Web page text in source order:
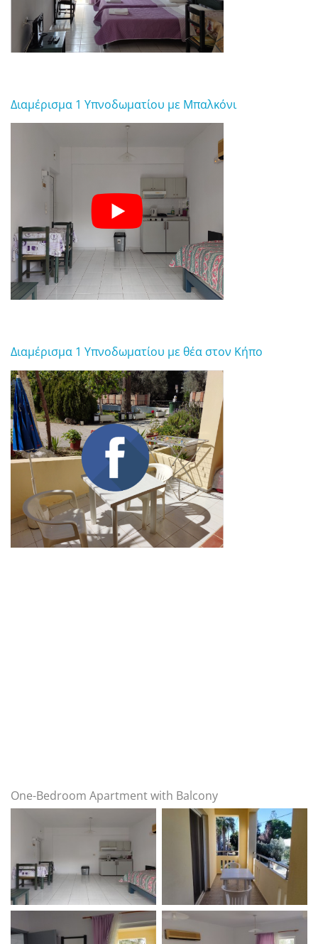
Διαμέρισμα 1 Υπνοδωματίου με Μπαλκόνι
Διαμέρισμα 1 Υπνοδωματίου με θέα στον Κήπο
One-Bedroom Apartment with Balcony